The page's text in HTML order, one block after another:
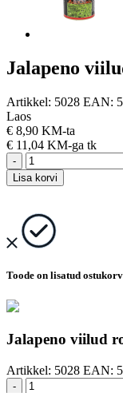
Jalapeno
Artikkel: 5028 EAN:
Laos
€ 8,90 KM-ta
€ 11,04 KM-ga tk
-
Lisa korvi
Toode on lisatud
Jalapeno viilud
Artikkel: 5028 EAN:
-